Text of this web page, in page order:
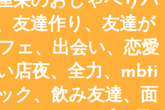
友達作り、友達が
ェ、出会い、恋愛
店夜、全力、mbti
ク、飲み友達、面